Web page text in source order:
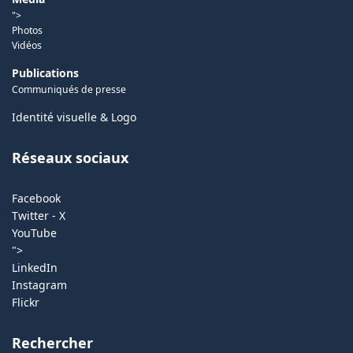
">
Photos
Vidéos
Publications
Communiqués de presse
Identité visuelle & Logo
Réseaux sociaux
Facebook
Twitter - X
YouTube
">
LinkedIn
Instagram
Flickr
Rechercher